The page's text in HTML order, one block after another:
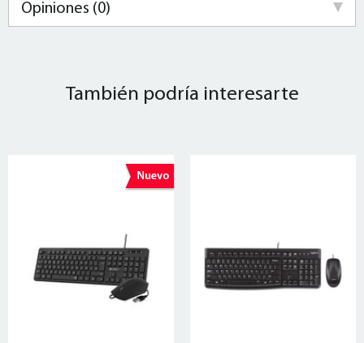
Opiniones (0)
También podría interesarte